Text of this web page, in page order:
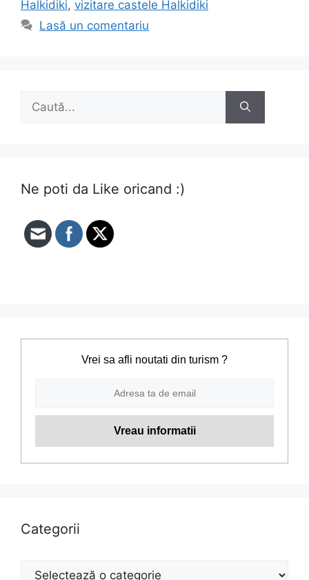
Halkidiki, vizitare castele Halkidiki
Lasă un comentariu
după:
Ne poti da Like oricand :)
Vrei sa afli noutati din turism ?
Categorii
Categorii